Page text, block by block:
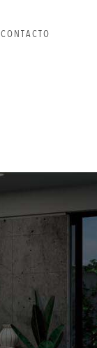
CONTACTO